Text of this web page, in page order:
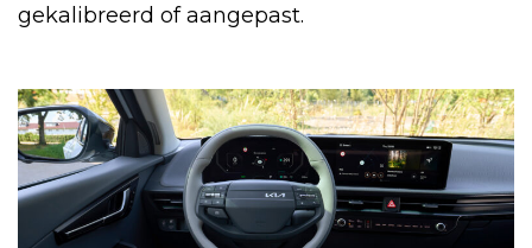
gekalibreerd of aangepast.